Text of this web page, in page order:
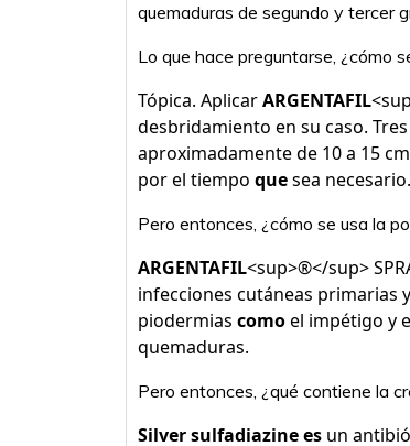
quemaduras de segundo y tercer
Lo que hace preguntarse, ¿cómo
Tópica. AplicarARGENTAFIL
desbridamiento en su caso.
aproximadamente de 10 a 15
por el tiempo quesea necesario.
Pero entonces, ¿cómo se usa la
ARGENTAFIL<sup>®</sup>
infecciones cutáneas primarias
piodermias comoel impétigo y
quemaduras.
Pero entonces, ¿qué contiene la
Silver sulfadiazine es un